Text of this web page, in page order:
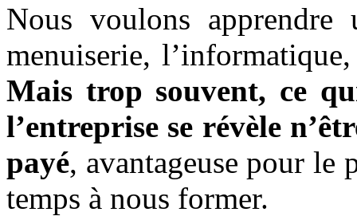
Nous voulons
menuiserie,
Mais trop souvent, ce
l’entreprise se révèle
payé, avantageuse pour le
temps à nous former.